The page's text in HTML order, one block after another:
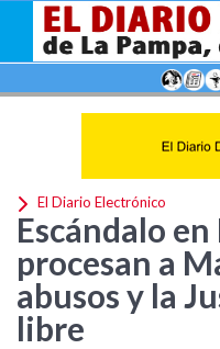
El Diario Electrónico
Escándalo
procesan a
abusos y la
libre